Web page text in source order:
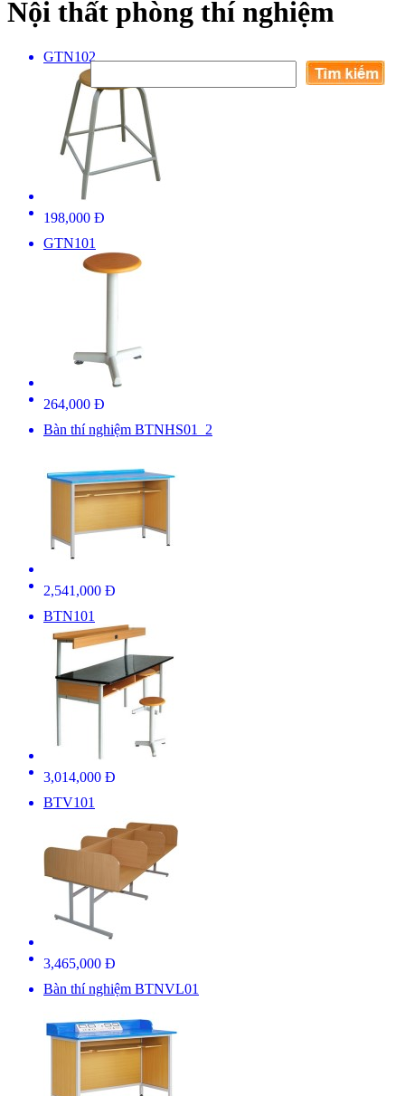
Nội thất phòng thí nghiệm
GTN102
198,000 Đ
GTN101
264,000 Đ
Bàn thí nghiệm BTNHS01_2
2,541,000 Đ
BTN101
3,014,000 Đ
BTV101
3,465,000 Đ
Bàn thí nghiệm BTNVL01